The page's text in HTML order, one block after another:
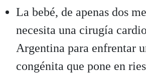
La bebé, de apenas dos
necesita una cirugía
Argentina para enfrentar
congénita que pone en